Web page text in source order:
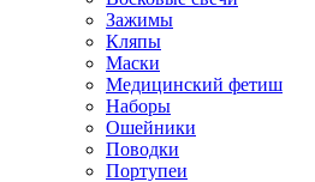
Зажимы
Кляпы
Маски
Медицинский фетиш
Наборы
Ошейники
Поводки
Портупеи